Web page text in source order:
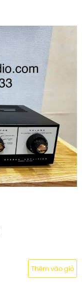
Thêm vào giỏ